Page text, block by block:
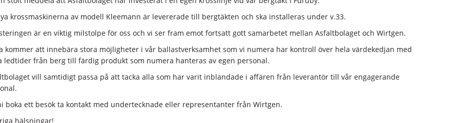
krossmaskinerna av modell Kleemann är levererade till bergtäkten och ska installeras under v.33.
är en viktig milstolpe för oss och vi ser fram emot fortsatt gott samarbetet mellan Asfaltbolaget och Wirtgen.
kommer att innebära stora möjligheter i vår ballastverksamhet som vi numera har kontroll över hela värdekedjan med
ledtider från berg till färdig produkt som numera hanteras av egen personal.
vill samtidigt passa på att tacka alla som har varit inblandade i affären från leverantör till vår engagerande
boka ett besök ta kontakt med undertecknade eller representanter från Wirtgen.
hälsningar!